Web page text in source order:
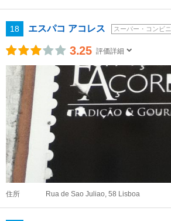
18 エスパコ アコレス スーパー・コンビニ
3.25 評価詳細
住所 Rua de Sao Juliao, 58 Lisboa